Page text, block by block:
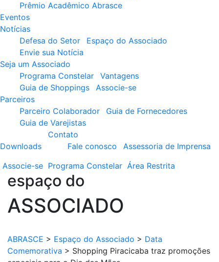
Prêmio Acadêmico Abrasce
Eventos
Notícias
Defesa do Setor
Espaço do Associado
Envie sua Notícia
Seja um Associado
Programa Constelar
Vantagens
Guia de Shoppings
Associe-se
Parceiros
Parceiro Colaborador
Guia de Fornecedores
Guia de Varejistas
Downloads
Contato
Fale conosco
Assessoria de Imprensa
Associe-se Programa Constelar Área Restrita
espaço do
ASSOCIADO
ABRASCE > Espaço do Associado > Data
Comemorativa > Shopping Piracicaba traz promoções